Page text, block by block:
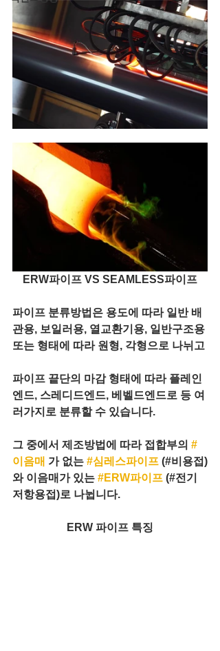
ERW파이프 VS SEAMLESS파이프
파이프 분류방법은 용도에 따라 일반 배
관용, 보일러용, 열교환기용, 일반구조용
또는 형태에 따라 원형, 각형으로 나뉘고
파이프 끝단의 마감 형태에 따라 플레인
엔드, 스레디드엔드, 베벨드엔드로 등 여
러가지로 분류할 수 있습니다.
그 중에서 제조방법에 따라 접합부의 #
이음매 가 없는 #심레스파이프 (#비용접)
와 이음매가 있는 #ERW파이프 (#전기
저항용접)로 나뉩니다.
ERW 파이프 특징